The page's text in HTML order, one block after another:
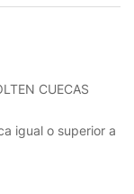
CUECAS
igual o superior a